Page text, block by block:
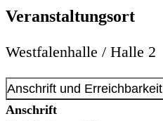
Veranstaltungsort
Westfalenhalle / Halle 2
Anschrift und Erreichbarkeit
Anschrift